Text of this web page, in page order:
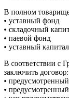
В полном
• уставный фонд
• складочный
• паевой фонд
• уставный капитал
В соответствии с
заключить договор:
•
•